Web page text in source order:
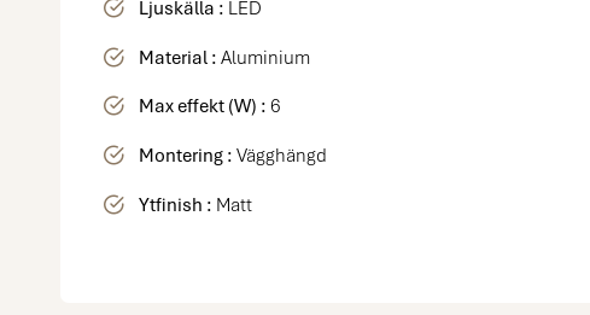
Ljuskälla : LED
Material :Aluminium
Max effekt (W) :6
Montering :Vägghängd
Ytfinish : Matt